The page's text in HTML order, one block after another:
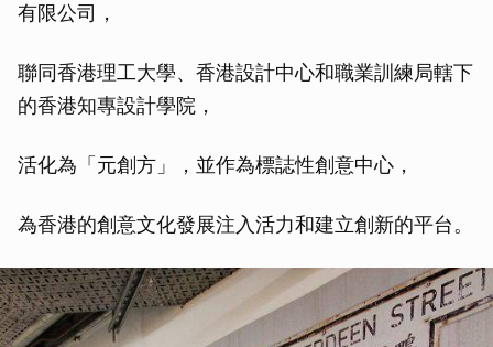
有限公司，
聯同香港理工大學、香港設計中心和職業訓練局轄下
的香港知專設計學院，
活化為「元創方」，並作為標誌性創意中心，
為香港的創意文化發展注入活力和建立創新的平台。